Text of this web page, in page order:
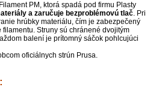
PM, ktorá spadá pod firmu Plasty
a zaručuje bezproblémovú tlač. Pri
hrúbky materiálu, čím je zabezpečený
Struny sú chránené dvojitým
balení je prítomný sáčok pohlcujúci
oficiálnych strún Prusa.